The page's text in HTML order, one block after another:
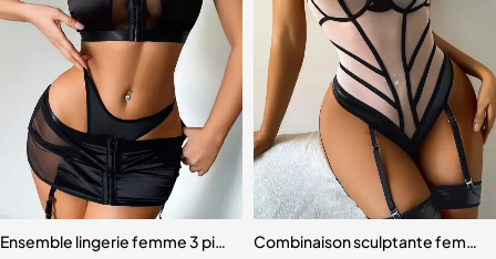
Ensemble lingerie femme 3 pièces – Satin noir avec corset à lacets
Combinaison sculptante femme